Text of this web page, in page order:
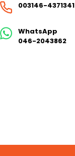
003146-4371341
WhatsApp
046-2043862